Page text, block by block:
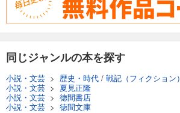
同じジャンルの本を探す
小説・文芸 > 歴史・時代 / 戦記（フィクション）
小説・文芸 > 夏見正隆
小説・文芸 > 徳間書店
小説・文芸 > 徳間文庫